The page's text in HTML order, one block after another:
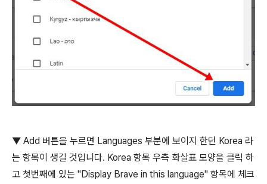
▼ Add 버튼을 누르면 Languages 부분에 보이지 한던 Korea 라
는 항목이 생길 것입니다. Korea 항목 우측 화살표 모양을 클릭 하
고 첫번째에 있는 "Display Brave in this language" 항목에 체크